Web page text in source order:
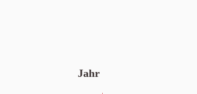
Jahr